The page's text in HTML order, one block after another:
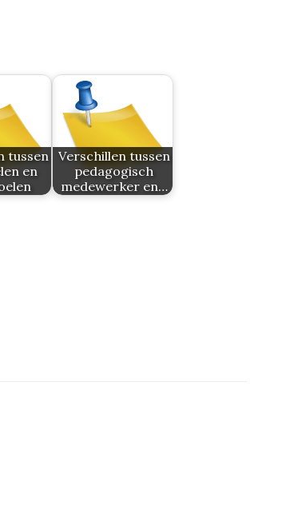
tussen
en
Verschillen tussen
pedagogisch
medewerker en…